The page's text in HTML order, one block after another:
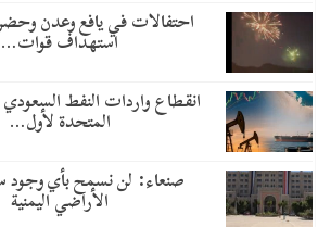
احتفالات في يافع وعدن
استهداف قوات…
انقطاع واردات النفط السعودي
المتحدة لأول…
صنعاء: لن نسمح بأي
الأراضي اليمنية